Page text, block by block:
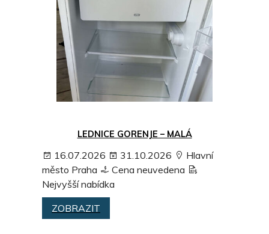
LEDNICE GORENJE – MALÁ
16.07.2026 31.10.2026
Hlavní
město Praha
Cena neuvedena
Nejvyšší nabídka
ZOBRAZIT